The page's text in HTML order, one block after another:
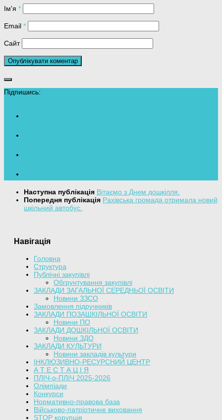
Ім'я *
Email *
Сайт
Підпишись:
Наступна публікація Вітаємо з Днем дошкілля.
Попередня публікація Рахівська громада отримала новий
шкільний автобус.
Навігація
Головна
Структура
Публічні закупівлі
Обгрунтування закупівлі
ЗАКЛАДИ ЗАГАЛЬНОЇ СЕРЕДНЬОЇ ОСВІТИ
Новини ЗЗСО
Замовлення підручників
ЗАКЛАДИ ПОЗАШКІЛЬНОЇ ОСВІТИ
Новини ПО
ЗАКЛАДИ ДОШКІЛЬНОЇ ОСВІТИ
Новини ЗДО
ЗАКЛАДИ КУЛЬТУРИ
Новини закладів культури
ІНКЛЮЗИВНО-РЕСУРСНИЙ ЦЕНТР
А Т Е С Т А Ц І Я
ПЛІЧ-о-ПЛІЧ 2025-2026
Олімпіади
Конкурси
Нормативно-правова база
Військово-патріотичне виховання
STOP корупція